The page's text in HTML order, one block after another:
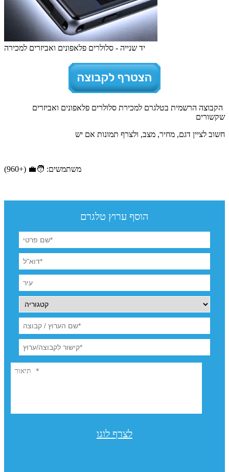
יד שנייה - סלולרים פלאפונים ואביזרים למכירה
הקבוצה הרשמית בטלגרם למכירת סלולרים פלאפונים ואביזרים
שקשורים
חשוב לציין דגם, מחיר, מצב, ולצרף תמונות אם יש
משתמשים: 🧑‍💼 (+960)
הוסף ערוץ טלגרם
לצרף לוגו